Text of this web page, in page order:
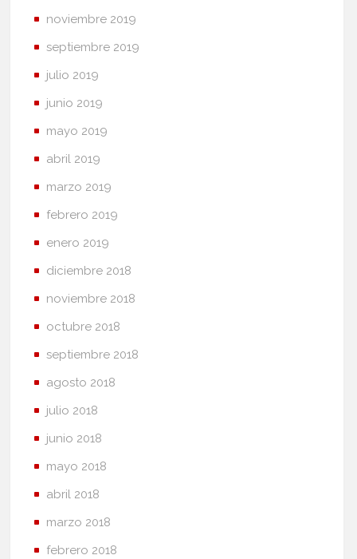
noviembre 2019
septiembre 2019
julio 2019
junio 2019
mayo 2019
abril 2019
marzo 2019
febrero 2019
enero 2019
diciembre 2018
noviembre 2018
octubre 2018
septiembre 2018
agosto 2018
julio 2018
junio 2018
mayo 2018
abril 2018
marzo 2018
febrero 2018